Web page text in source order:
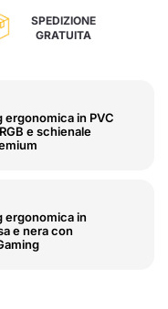
SPEDIZIONE
GRATUITA
ergonomica in PVC
e schienale
ergonomica in
e nera con